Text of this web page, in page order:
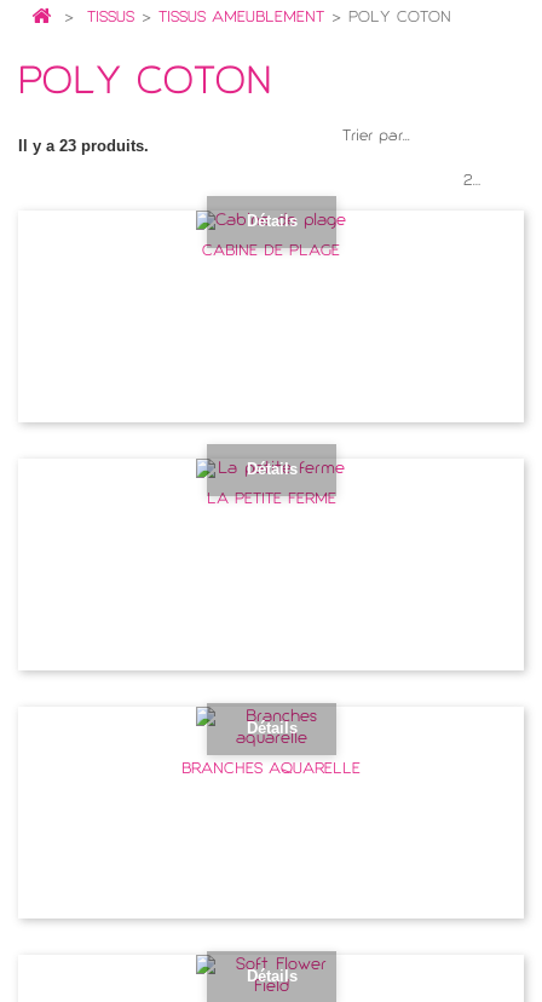
> TISSUS > TISSUS AMEUBLEMENT > POLY COTON
POLY COTON
Il y a 23 produits. Trier par...
20 par page
Détails
CABINE DE PLAGE
Détails
LA PETITE FERME
Détails
BRANCHES AQUARELLE
Détails